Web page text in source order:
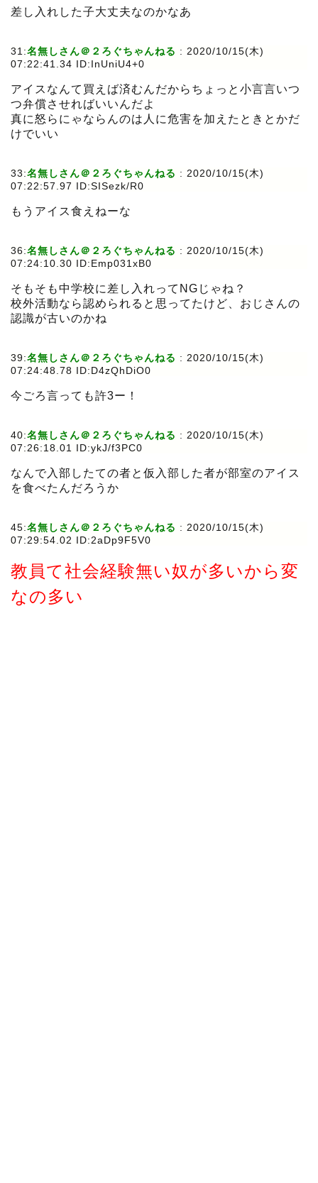
差し入れした子大丈夫なのかなあ
31:名無しさん＠２ろぐちゃんねる : 2020/10/15(木)
07:22:41.34 ID:InUniU4+0
アイスなんて買えば済むんだからちょっと小言言いつ
つ弁償させればいいんだよ
真に怒らにゃならんのは人に危害を加えたときとかだ
けでいい
33:名無しさん＠２ろぐちゃんねる : 2020/10/15(木)
07:22:57.97 ID:SISezk/R0
もうアイス食えねーな
36:名無しさん＠２ろぐちゃんねる : 2020/10/15(木)
07:24:10.30 ID:Emp031xB0
そもそも中学校に差し入れってNGじゃね？
校外活動なら認められると思ってたけど、おじさんの
認識が古いのかね
39:名無しさん＠２ろぐちゃんねる : 2020/10/15(木)
07:24:48.78 ID:D4zQhDiO0
今ごろ言っても許3ー！
40:名無しさん＠２ろぐちゃんねる : 2020/10/15(木)
07:26:18.01 ID:ykJ/f3PC0
なんで入部したての者と仮入部した者が部室のアイス
を食べたんだろうか
45:名無しさん＠２ろぐちゃんねる : 2020/10/15(木)
07:29:54.02 ID:2aDp9F5V0
教員て社会経験無い奴が多いから変
なの多い